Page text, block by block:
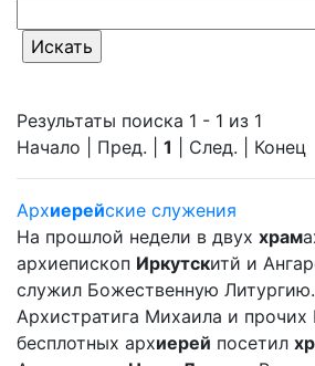
Результаты поиска 1 - 1 из 1
Начало | Пред. | 1 | След. | Конец
Архиерейские служения
На прошлой недели в двух храм
архиепископ Иркутскитй и
служил Божественную
Архистратига Михаила и
бесплотных архиерей посетил